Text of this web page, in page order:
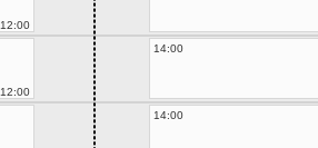
12:00
12:00
14:00
14:00